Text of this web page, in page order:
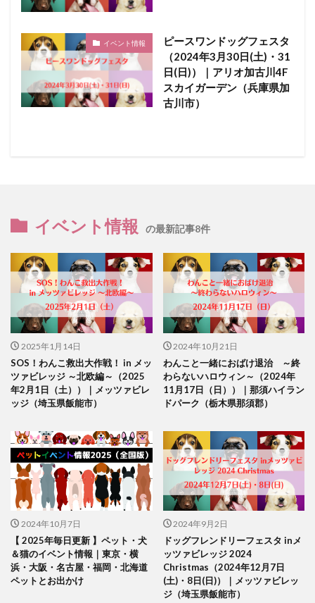
イベント情報
ピースワンドッグフェスタ
（2024年3月30日(土)・31
日(日)）｜アリオ加古川4F
スカイガーデン（兵庫県加
古川市）
イベント情報 の最新記事8件
2025年1月14日
SOS！わんこ救出大作戦！ in メッ
ツァビレッジ ～北欧編～（2025
年2月1日（土））｜メッツァビレ
ッジ（埼玉県飯能市）
2024年10月21日
わんこと一緒におばけ退治 ～終
わらないハロウィン～（2024年
11月17日（日））｜那須ハイラン
ドパーク（栃木県那須郡）
2024年10月7日
【 2025年毎日更新 】ペット・犬
＆猫のイベント情報｜東京・横
浜・大阪・名古屋・福岡・北海道
ペットとお出かけ
2024年9月2日
ドッグフレンドリーフェスタ inメ
ッツァビレッジ 2024
Christmas（2024年12月7日
(土)・8日(日)）｜メッツァビレッ
ジ（埼玉県飯能市）